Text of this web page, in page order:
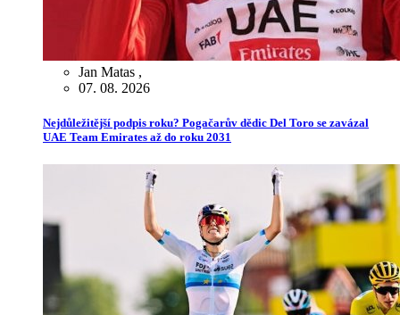
Jan Matas ,
07. 08. 2026
Nejdůležitější podpis roku? Pogačarův dědic Del Toro se zavázal
UAE Team Emirates až do roku 2031